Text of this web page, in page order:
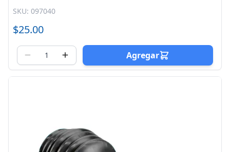
SKU: 097040
$25.00
Agregar